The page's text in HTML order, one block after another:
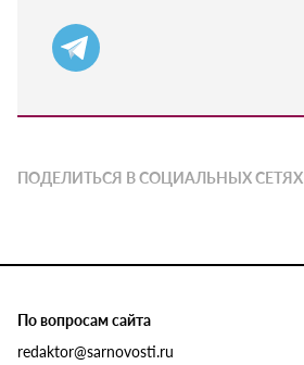
ПОДЕЛИТЬСЯ В СОЦИАЛЬНЫХ СЕТЯХ
По вопросам сайта
redaktor@sarnovosti.ru